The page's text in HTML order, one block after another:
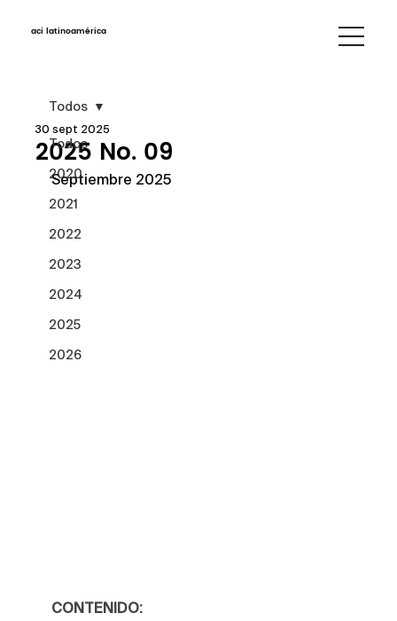
aci latinoamérica
Todos
2020
2021
2022
2023
2024
2025
2026
Todos
2025 No. 09
30 sept 2025
Septiembre 2025
CONTENIDO: